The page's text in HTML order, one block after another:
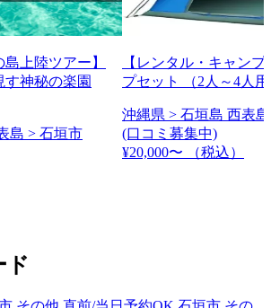
上陸ツアー】
神秘の楽園
島 > 石垣市
【レンタル・キャン
プセット （2人～4人
沖縄県 > 石垣島 西表
(口コミ募集中)
¥20,000〜
（税込）
ド